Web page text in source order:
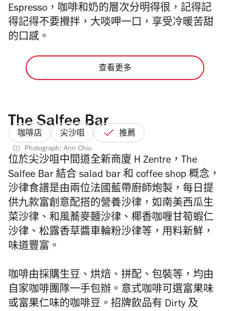
Espresso，咖啡和奶的層次分明得很，記得記
得記得不要攪拌，大啖呷一口，享受冷暖苦甜
的口感。
查看更多
The Salfee Bar
咖啡店 尖沙咀 推薦
Photograph: Ann Chiu
位於尖沙咀中間道全新商廈 H Zentre，The
Salfee Bar 結合 salad bar 和 coffee shop 概念，
沙律食譜是由兩位法國藍帶廚師炮製，每日提
供九款富創意配搭的營養沙律，如南美西瓜生
菜沙律、 和風蕎麥麵沙律、椰香咖喱甘筍蝦仁
沙律、松露香草醬車輪粉沙律等，用料新鮮，
味道豐富 。
咖啡由採購生豆、烘焙、拼配、包裝等，均由
自家咖啡團隊一手包辦。意式咖啡可選富果味
或富果仁味的咖啡豆。招牌飲品有 Dirty 及